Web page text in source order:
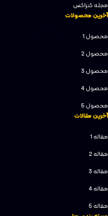
مجله کنزاکس
آخرین محصولات
محصول 1
محصول 2
محصول 3
محصول 4
محصول 5
آخرین مقالات
مقاله 1
مقاله 2
مقاله 3
مقاله 4
مقاله 5